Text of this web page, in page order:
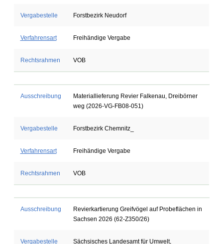
Vergabestelle Forstbezirk Neudorf
Verfahrensart Freihändige Vergabe
Rechtsrahmen VOB
Ausschreibung
Materiallieferung Revier Falkenau, Dreibörner
weg (2026-VG-FB08-051)
Vergabestelle Forstbezirk Chemnitz_
Verfahrensart Freihändige Vergabe
Rechtsrahmen VOB
Ausschreibung
Revierkartierung Greifvögel auf Probeflächen in
Sachsen 2026 (62-Z350/26)
Vergabestelle Sächsisches Landesamt für Umwelt,